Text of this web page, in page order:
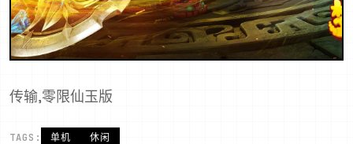
传输,零限仙玉版
TAGS: 单机 休闲